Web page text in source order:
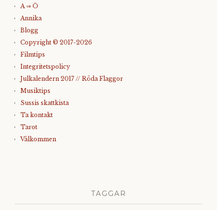
A ⇒ Ö
Annika
Blogg
Copyright © 2017-2026
Filmtips
Integritetspolicy
Julkalendern 2017 // Röda Flaggor
Musiktips
Sussis skattkista
Ta kontakt
Tarot
Välkommen
TAGGAR